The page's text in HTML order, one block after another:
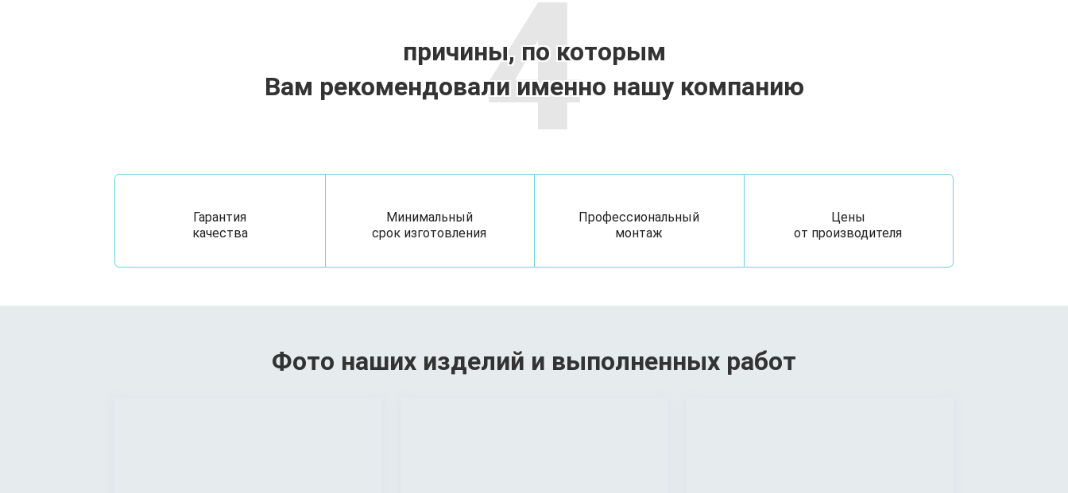
4
причины, по которым
Вам рекомендовали именно нашу компанию
Гарантия
качества
Минимальный
срок изготовления
Профессиональный
монтаж
Цены
от производителя
Фото наших изделий и выполненных работ